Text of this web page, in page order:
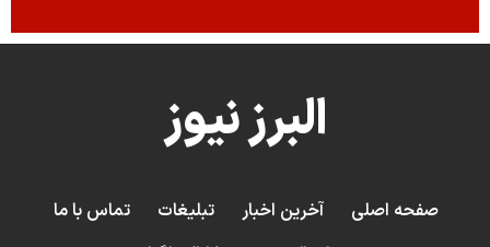
البرز نیوز
صفحه اصلی آخرین اخبار تبلیغات
تماس با ما